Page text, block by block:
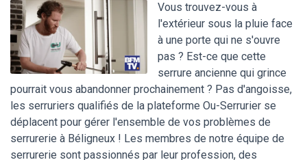
Vous trouvez-vous à
l'extérieur sous la pluie face
à une porte qui ne s'ouvre
pas ? Est-ce que cette
serrure ancienne qui grince
pourrait vous abandonner prochainement ? Pas d'angoisse,
les serruriers qualifiés de la plateforme Ou-Serrurier se
déplacent pour gérer l'ensemble de vos problèmes de
serrurerie à Béligneux ! Les membres de notre équipe de
serrurerie sont passionnés par leur profession, des